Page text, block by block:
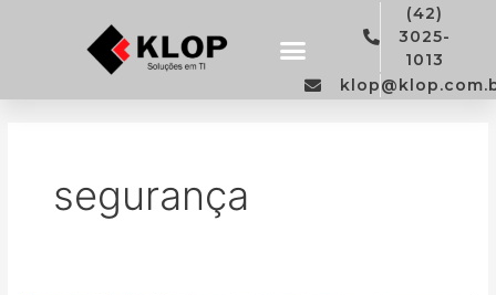
(42)
3025-
1013
segurança